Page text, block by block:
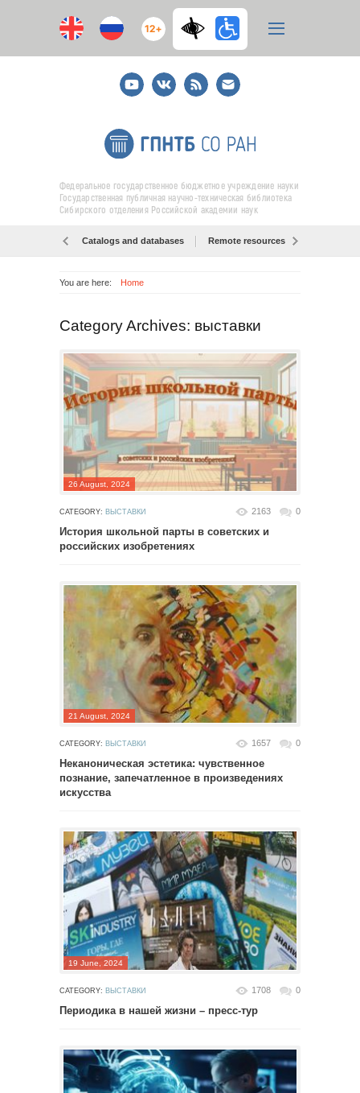
12+
YoutubeВКонтакте
RSS
E-
mail
подписка
Федеральное государственное бюджетное учреждение науки
Государственная публичная научно-техническая библиотека
Сибирского отделения Российской академии наук
Catalogs and databases Remote resources
You are here: Home
Category Archives: выставки
26 August, 2024
CATEGORY: ВЫСТАВКИ 2163 0
История школьной парты в советских и
российских изобретениях
21 August, 2024
CATEGORY: ВЫСТАВКИ 1657 0
Неканоническая эстетика: чувственное
познание, запечатленное в произведениях
искусства
19 June, 2024
CATEGORY: ВЫСТАВКИ 1708 0
Периодика в нашей жизни – пресс-тур